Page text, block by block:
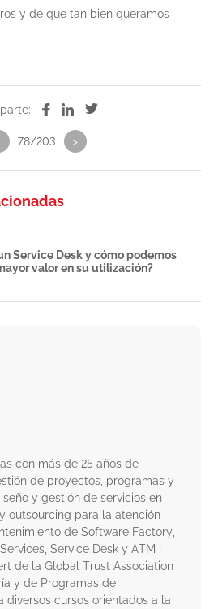
y de que tan bien queramos
78/203 >
con más de 25 años de
de proyectos, programas y
y gestión de servicios en
outsourcing para la atención
de Software Factory,
Service Desk y ATM |
de la Global Trust Association
y de Programas de
diversos cursos orientados a la
Service Desk y cómo podemos
valor en su utilización?